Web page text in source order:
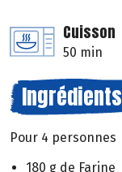
Cuisson
50 min
Ingrédients
Pour 4 personnes
180 g de Farine